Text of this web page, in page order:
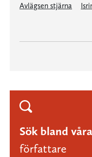
Avlägsen stjärna
Sök bland våra
författare